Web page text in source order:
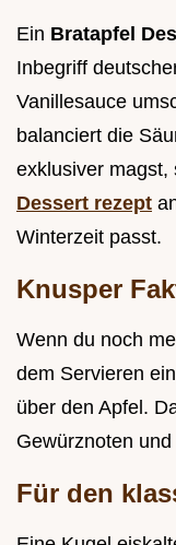
Ein Bratapfel
Inbegriff
Vanillesauce
balanciert die
exklusiver magst,
Dessert rezept
Winterzeit passt.
Knusper
Wenn du noch
dem Servieren
über den Apfel.
Gewürznoten
Für den